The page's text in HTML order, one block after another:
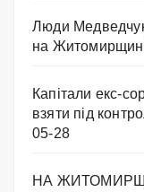
Люди
на
Капітали екс-
взяти під
05-28
НА